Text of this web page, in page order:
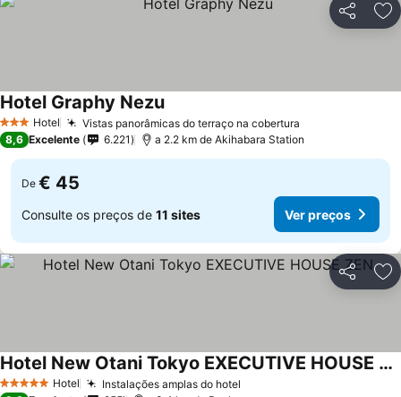
Partilhar
3 EstrelasHotel Vistas panorâmicas do terraço na cobertura
Hotel Graphy Nezu
8,6 Excelente 6.221 a 2.2 km de Akihabara Station
De € 45
Consulte os preços de 11 sites Ver preços
Partilhar
5 Estrelas Hotel Instalações amplas do hotel
Hotel New Otani Tokyo EXECUTIVE HOUSE ZEN